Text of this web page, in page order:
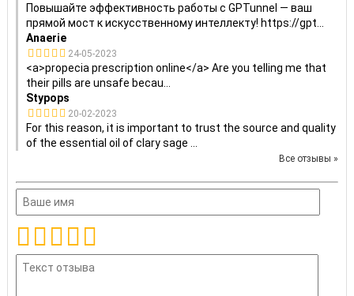
Повышайте эффективность работы с GPTunnel — ваш
прямой мост к искусственному интеллекту! https://gpt
Anaerie
24-05-2023
<a>propecia prescription online</a> Are you telling me that
their pills are unsafe becau
Stypops
20-02-2023
For this reason, it is important to trust the source and quality
of the essential oil of clary sage
Все отзывы »